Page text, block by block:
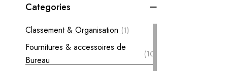
Categories
Classement & Organisation (1)
Fournitures & accessoires de
Bureau
(10)